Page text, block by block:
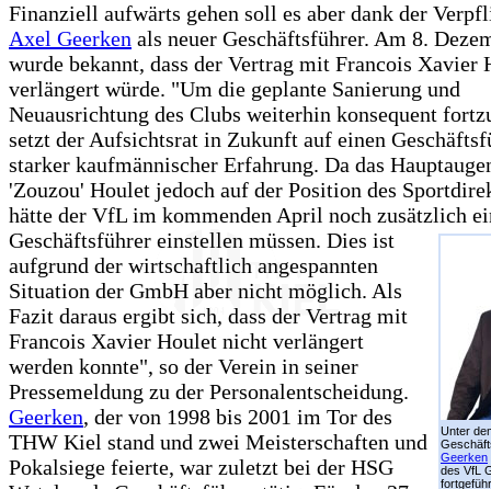
Finanziell aufwärts gehen soll es aber dank der
Axel Geerken als neuer Geschäftsführer. Am 8.
wurde bekannt, dass der Vertrag mit Francois Xavier
verlängert würde. "Um die geplante Sanierung und
Neuausrichtung des Clubs weiterhin konsequent
setzt der Aufsichtsrat in Zukunft auf einen
starker kaufmännischer Erfahrung. Da das
'Zouzou' Houlet jedoch auf der Position des
hätte der VfL im kommenden April noch zusätzlich
Geschäftsführer einstellen
Unter
Geerken
des VfL
müssen. Dies ist
aufgrund der wirtschaftlich angespannten
Situation der GmbH aber nicht möglich. Als
Fazit daraus ergibt sich, dass der Vertrag mit
Francois Xavier Houlet nicht verlängert
werden konnte", so der Verein in seiner
Pressemeldung zu der Personalentscheidung.
Geerken, der von 1998 bis 2001 im Tor des
THW Kiel stand und zwei Meisterschaften und
Pokalsiege feierte, war zuletzt bei der HSG